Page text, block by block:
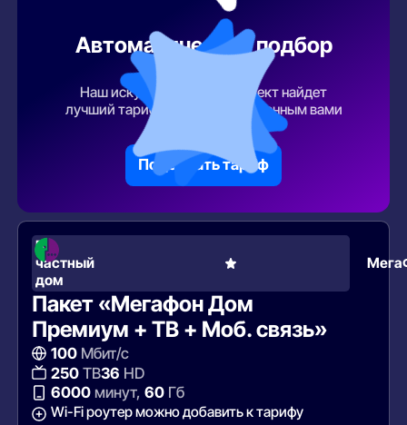
Автоматический подбор
Наш искусственный интеллект найдет
лучший тарифный план по указанным вами
Подобрать тариф
В
частный
дом
Пакет «Мегафон Дом
Премиум + ТВ + Моб. связь»
100Мбит/с
250ТВ36 HD
6000минут, 60Гб
Wi-Fi роутер можно добавить к тарифу